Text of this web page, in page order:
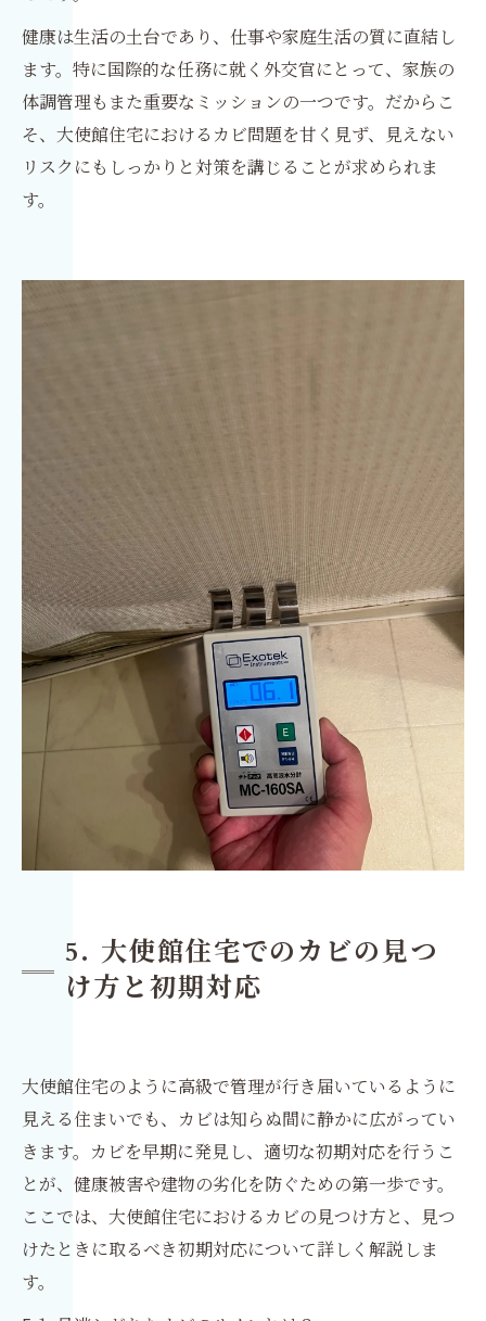
健康は生活の土台であり、仕事や家庭生活の質に直結し
ます。特に国際的な任務に就く外交官にとって、家族の
体調管理もまた重要なミッションの一つです。だからこ
そ、大使館住宅におけるカビ問題を甘く見ず、見えない
リスクにもしっかりと対策を講じることが求められま
す。
5. 大使館住宅でのカビの見つ
け方と初期対応
大使館住宅のように高級で管理が行き届いているように
見える住まいでも、カビは知らぬ間に静かに広がってい
きます。カビを早期に発見し、適切な初期対応を行うこ
とが、健康被害や建物の劣化を防ぐための第一歩です。
ここでは、大使館住宅におけるカビの見つけ方と、見つ
けたときに取るべき初期対応について詳しく解説しま
す。